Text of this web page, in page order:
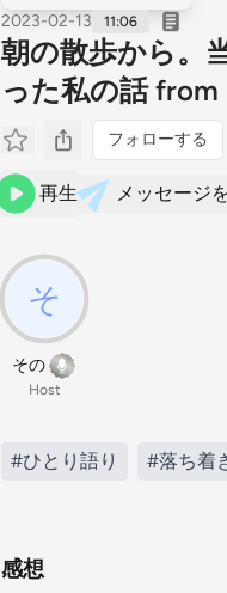
2023-02-13 11:06
朝の散歩から。
った私の話 from
フォローする
再生 メッセージ
その
Host
#ひとり語り #落ち着
感想